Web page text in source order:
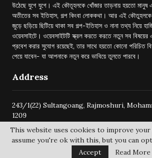
উঠেছে যুগে যুগে। এই কৌতূহলকে খোঁজার তাড়নায় হয়তো মানুষ
অতীতের সব ইতিহাস, গল্প কিংবা লোককথা। আর এই কৌতুহলকে
জুড়ে ছড়িয়ে ছিটিয়ে থাকা সব গল্প-ইতিহাস ও নানা তথ্য নিয়ে
ওয়েবসাইটে। ওয়েবসাইটটি স্ক্রল করতে করতে নতুন সব
প্রবেশ করার সুযোগ রয়েছেই, তার সাথে হয়তো কোনো পরিচিত
পেয়ে যাবেন- যা আপনাকে নতুন করে ভাবিয়ে তুলতে পারবে।
Address
243/1(22) Sultangoang, Rajmoshuri,
1209
bishwoprantore.comAll Right
This website uses cookies to improve your
assume you're ok with this, but you can
Accept
Read More